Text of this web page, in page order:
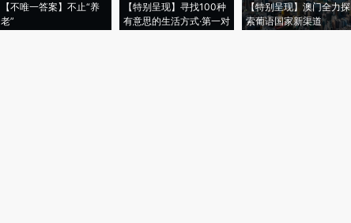
【不唯一答案】不止“养
老”
【特别呈现】寻找100种
有意思的生活方式·第一对
【特别呈现】澳门全力探
索葡语国家新渠道